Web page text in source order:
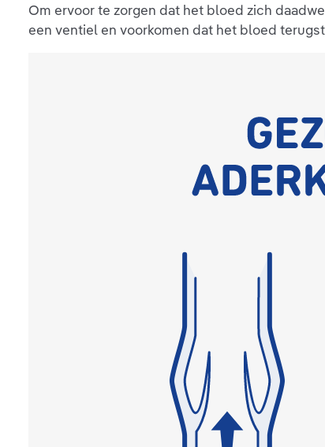
Om ervoor te zorgen dat het bloed zich
een ventiel en voorkomen dat het bloed